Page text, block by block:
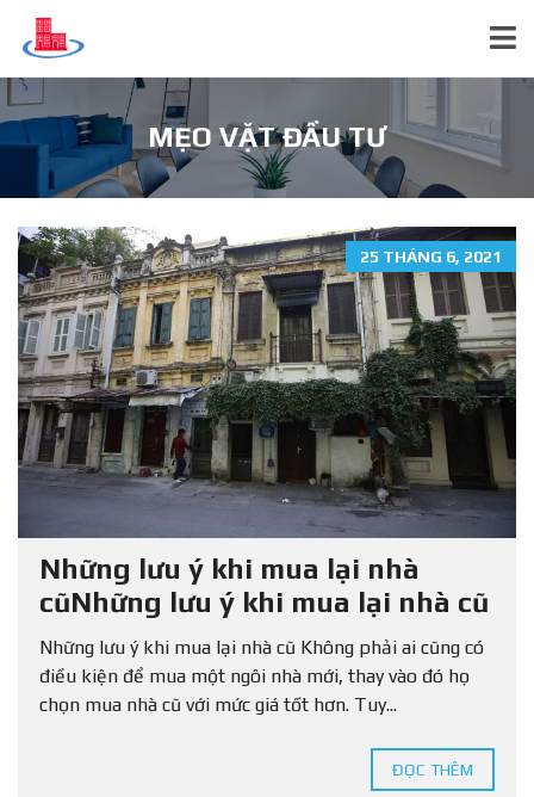
MẸO VẶT ĐẦU TƯ
25 THÁNG 6, 2021
Những lưu ý khi mua lại nhà
cũNhững lưu ý khi mua lại nhà cũ
Những lưu ý khi mua lại nhà cũ Không phải ai cũng có
điều kiện để mua một ngôi nhà mới, thay vào đó họ
chọn mua nhà cũ với mức giá tốt hơn. Tuy...
ĐỌC THÊM